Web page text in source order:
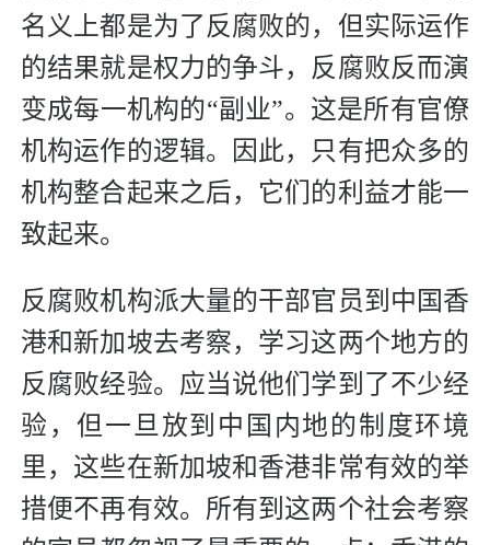
名义上都是为了反腐败的，但实际运作
的结果就是权力的争斗，反腐败反而演
变成每一机构的“副业”。这是所有官僚
机构运作的逻辑。因此，只有把众多的
机构整合起来之后，它们的利益才能一
致起来。
反腐败机构派大量的干部官员到中国香
港和新加坡去考察，学习这两个地方的
反腐败经验。应当说他们学到了不少经
验，但一旦放到中国内地的制度环境
里，这些在新加坡和香港非常有效的举
措便不再有效。所有到这两个社会考察